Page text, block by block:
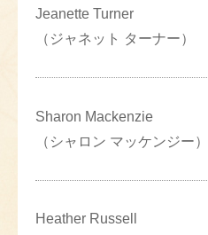
Jeanette Turner
（ジャネット ターナー）
Sharon Mackenzie
（シャロン マッケンジー）
Heather Russell